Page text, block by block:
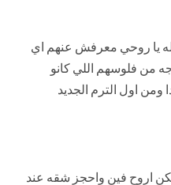
يا روحي معرفش عنهم اي
من فلوسهم اللي كانو
ومن اول الترم الجديد
اروح فين واحجز شقه عند